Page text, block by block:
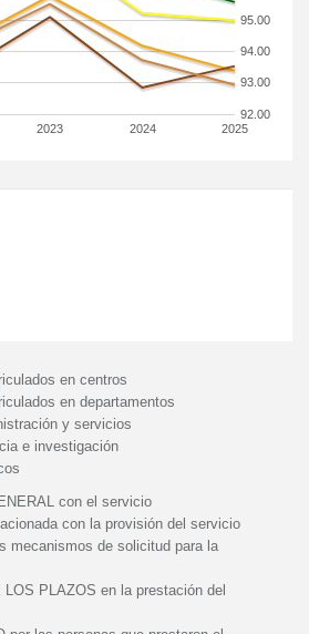
2023 2024 2025
92.00
93.00
94.00
95.00
en centros
en departamentos
y servicios
e investigación
con el servicio
con la provisión del servicio
mecanismos de solicitud para la
PLAZOS en la prestación del